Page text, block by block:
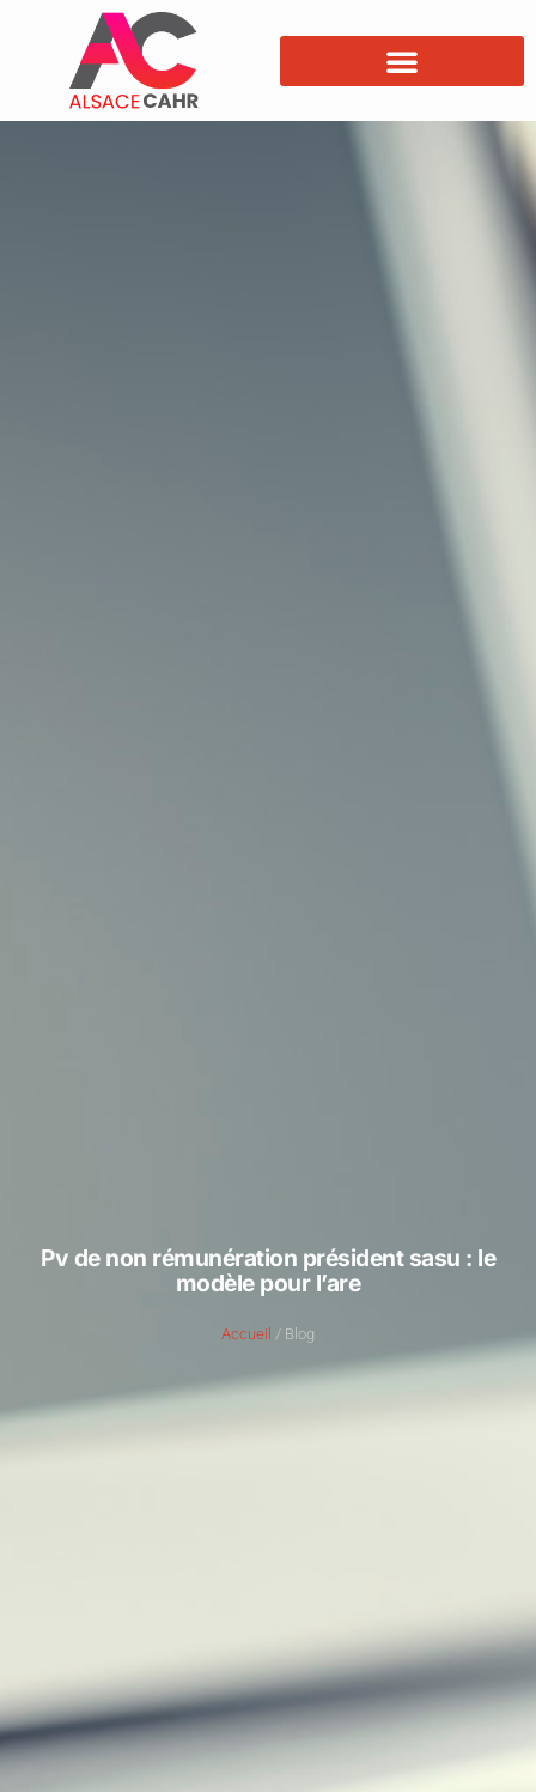
Pv de non rémunération président sasu : le
modèle pour l’are
Accueil / Blog